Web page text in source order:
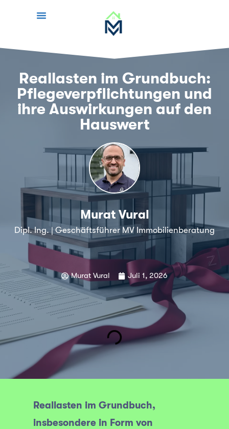
Reallasten im Grundbuch:
Pflegeverpflichtungen und
ihre Auswirkungen auf den
Hauswert
Murat Vural
Dipl. Ing. | Geschäftsführer MV Immobilienberatung
Murat Vural Juli 1, 2026
Reallasten im Grundbuch,
insbesondere in Form von